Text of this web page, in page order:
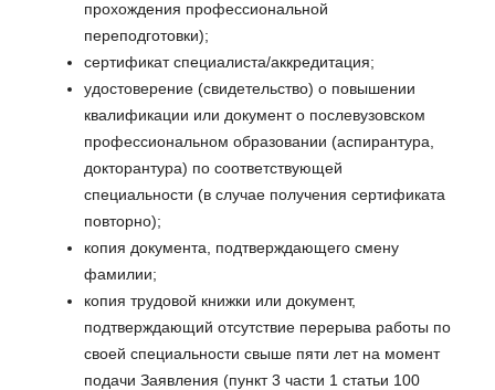
прохождения профессиональной
переподготовки);
сертификат специалиста/аккредитация;
удостоверение (свидетельство) о повышении
квалификации или документ о послевузовском
профессиональном образовании (аспирантура,
докторантура) по соответствующей
специальности (в случае получения сертификата
повторно);
копия документа, подтверждающего смену
фамилии;
копия трудовой книжки или документ,
подтверждающий отсутствие перерыва работы по
своей специальности свыше пяти лет на момент
подачи Заявления (пункт 3 части 1 статьи 100